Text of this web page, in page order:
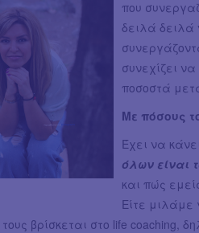
που
δειλά δειλά
συνεχίζει
ποσοστά
Με πόσους
Έχει να
όλων είναι
και πώς
Είτε μιλάμε
βρίσκεται στο life coaching,